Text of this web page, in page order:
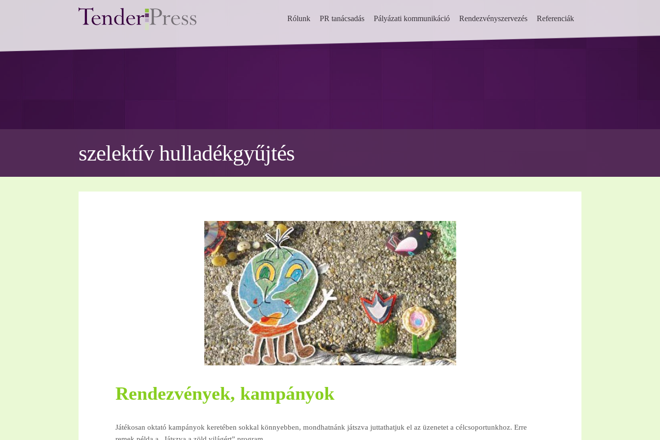
Rólunk PR tanácsadás Pályázati kommunikáció Rendezvényszervezés Referenciák
szelektív hulladékgyűjtés
Rendezvények, kampányok
Játékosan oktató kampányok keretében sokkal könnyebben, mondhatnánk játszva juttathatjuk el az üzenetet a célcsoportunkhoz. Erre